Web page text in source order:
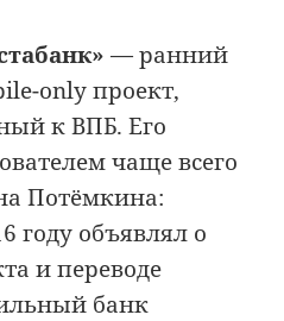
— ранний
only проект,
к ВПБ. Его
чаще всего
Потёмкина:
году объявлял о
и переводе
банк